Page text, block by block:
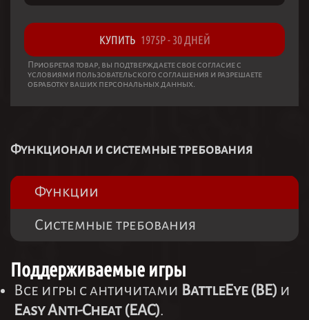
КУПИТЬ 1975Р- 30 ДНЕЙ
Приобретая товар, вы подтверждаете свое согласие с
условиями пользовательского соглашения и разрешаете
обработку ваших персональных данных.
Функционал и системные требования
Функции
Системные требования
Поддерживаемые игры
Все игры с античитами BattleEye (BE) и
Easy Anti-Cheat (EAC).